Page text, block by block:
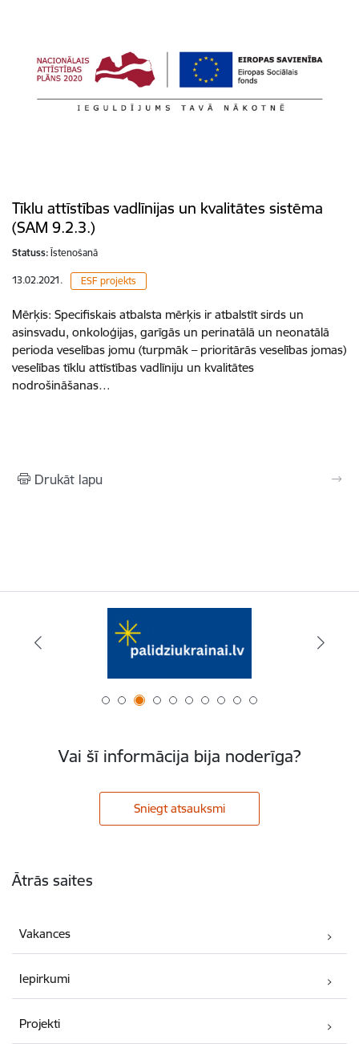
Tīklu attīstības vadlīnijas un kvalitātes sistēma
(SAM 9.2.3.)
Statuss: Īstenošanā
13.02.2021. ESF projekts
Mērķis: Specifiskais atbalsta mērķis ir atbalstīt sirds un
asinsvadu, onkoloģijas, garīgās un perinatālā un neonatālā
perioda veselības jomu (turpmāk – prioritārās veselības jomas)
veselības tīklu attīstības vadlīniju un kvalitātes
nodrošināšanas…
Drukāt lapu
Vai šī informācija bija noderīga?
Sniegt atsauksmi
Ātrās saites
Vakances
Iepirkumi
Projekti